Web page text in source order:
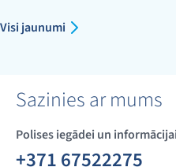
Visi jaunumi
Sazinies ar mums
Polises iegādei un informācijai
+371 67522275